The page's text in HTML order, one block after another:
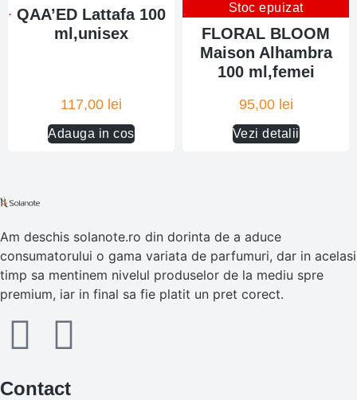
QAA’ED Lattafa 100
ml,unisex
117,00 lei
Adauga in cos
Stoc epuizat
FLORAL BLOOM
Maison Alhambra
100 ml,femei
95,00 lei
Vezi detalii
Am deschis solanote.ro din dorinta de a aduce
consumatorului o gama variata de parfumuri, dar in acelasi
timp sa mentinem nivelul produselor de la mediu spre
premium, iar in final sa fie platit un pret corect.
Contact